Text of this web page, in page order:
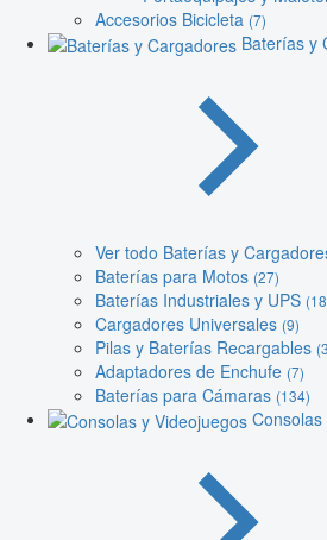
Accesorios Bicicleta (7)
Baterías y
Ver todo Baterías y
Baterías para Motos (27)
Baterías Industriales y UPS
Cargadores Universales (9)
Pilas y Baterías Recargables
Adaptadores de Enchufe (7)
Baterías para Cámaras (134)